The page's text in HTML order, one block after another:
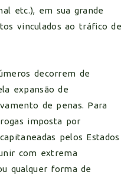
etc.), em sua grande
vinculados ao tráfico de
decorrem de
expansão de
de penas. Para
imposta por
pelos Estados
com extrema
qualquer forma de